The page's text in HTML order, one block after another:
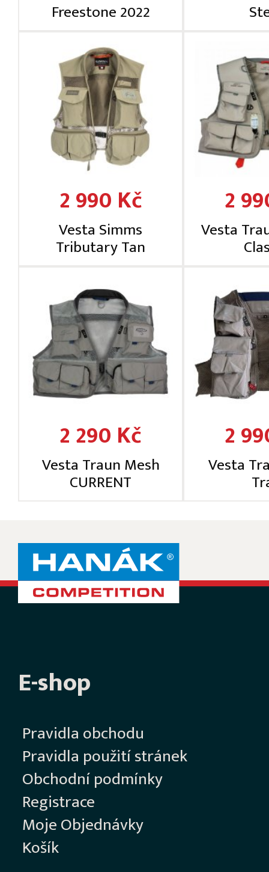
Freestone 2022
2 990 Kč
Vesta Simms
Tributary Tan
2
Vesta
2 290 Kč
Vesta Traun Mesh
CURRENT
2
Vesta
E-shop
Pravidla obchodu
Pravidla použití stránek
Obchodní podmínky
Registrace
Moje Objednávky
Košík